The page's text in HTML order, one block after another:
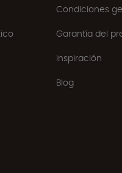
Condiciones
Garantía del
Inspiración
Blog